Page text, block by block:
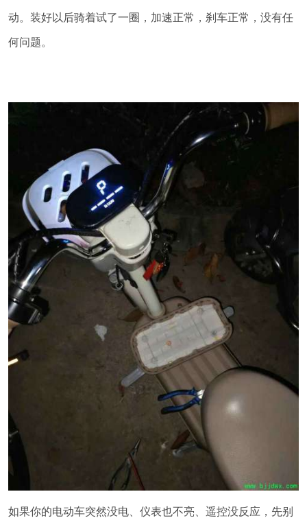
动。装好以后骑着试了一圈，加速正常，刹车正常，没有任
何问题。
如果你的电动车突然没电、仪表也不亮、遥控没反应，先别